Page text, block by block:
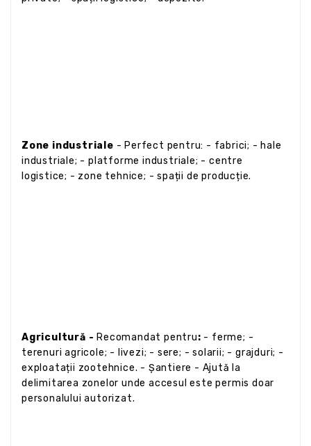
Zone industriale - Perfect pentru: - fabrici; - hale
industriale; - platforme industriale; - centre
logistice; - zone tehnice; - spații de producție.
Agricultură - Recomandat pentru: - ferme; -
terenuri agricole; - livezi; - sere; - solarii; - grajduri; -
exploatații zootehnice. - Șantiere - Ajută la
delimitarea zonelor unde accesul este permis doar
personalului autorizat.